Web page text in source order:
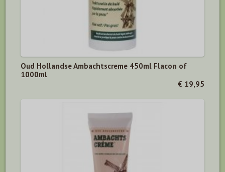
Oud Hollandse Ambachtscreme 450ml Flacon of
1000ml
€ 19,95